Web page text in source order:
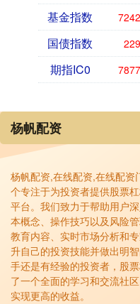
基金指数
国债指数
期指IC0
杨帆配资
杨帆配资,在线配资,在线配资
个专注于为投资者提供股票
平台。我们致力于帮助用户
本概念、操作技巧以及风险
教育内容、实时市场分析和
升自己的投资技能并做出明
手还是有经验的投资者，股
了一个全面的学习和交流社
实现更高的收益。